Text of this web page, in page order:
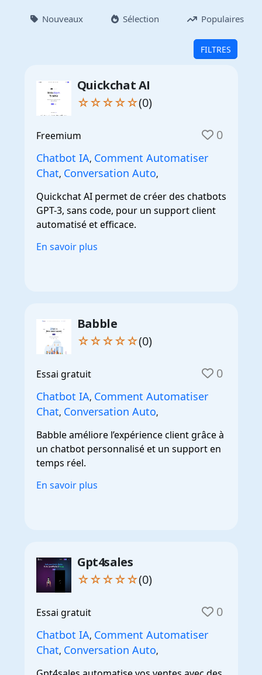
Nouveaux Sélection Populaires
FILTRES
Quickchat AI
☆☆☆☆☆(0)
Freemium 0
Chatbot IA, Comment Automatiser
Chat, Conversation Auto,
Quickchat AI permet de créer des chatbots
GPT-3, sans code, pour un support client
automatisé et efficace.
En savoir plus
Babble
☆☆☆☆☆(0)
Essai gratuit 0
Chatbot IA, Comment Automatiser
Chat, Conversation Auto,
Babble améliore l’expérience client grâce à
un chatbot personnalisé et un support en
temps réel.
En savoir plus
Gpt4sales
☆☆☆☆☆(0)
Essai gratuit 0
Chatbot IA, Comment Automatiser
Chat, Conversation Auto,